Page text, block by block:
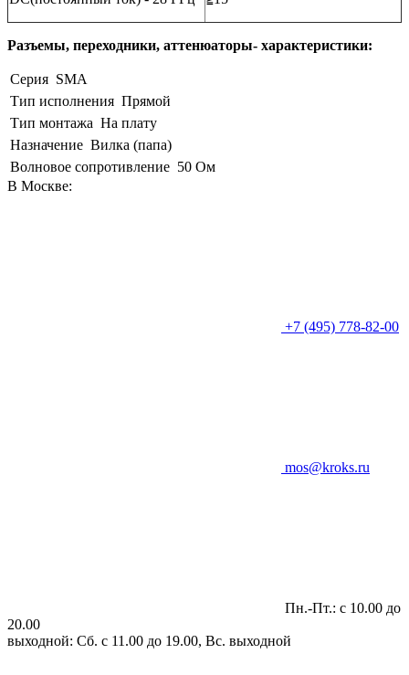
Разъемы, переходники, аттенюаторы- характеристики:
Серия SMA
Тип исполнения Прямой
Тип монтажа На плату
Назначение Вилка (папа)
Волновое сопротивление 50 Ом
В Москве:
+7 (495) 778-82-00
mos@kroks.ru
Пн.-Пт.: с 10.00 до
20.00
выходной: Сб. с 11.00 до 19.00, Вс. выходной